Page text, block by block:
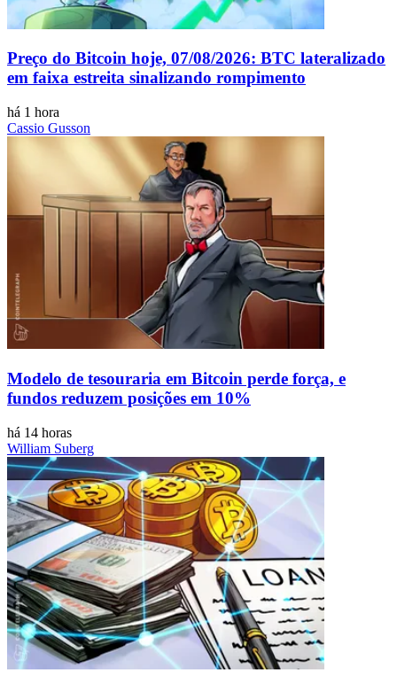
Preço do Bitcoin hoje, 07/08/2026: BTC lateralizado
em faixa estreita sinalizando rompimento
há 1 hora
Cassio Gusson
Modelo de tesouraria em Bitcoin perde força, e
fundos reduzem posições em 10%
há 14 horas
William Suberg